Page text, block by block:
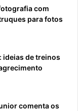
com
para fotos
ideias de treinos
comenta os